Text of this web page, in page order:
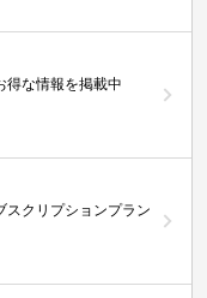
得な情報を掲載中
スクリプションプラン